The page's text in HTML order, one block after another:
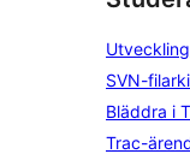
SVN-
Bläddra i
Trac-